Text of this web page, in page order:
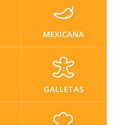
MEXICANA
GALLETAS